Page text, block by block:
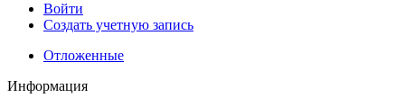
Войти
Создать учетную запись
Отложенные
Информация